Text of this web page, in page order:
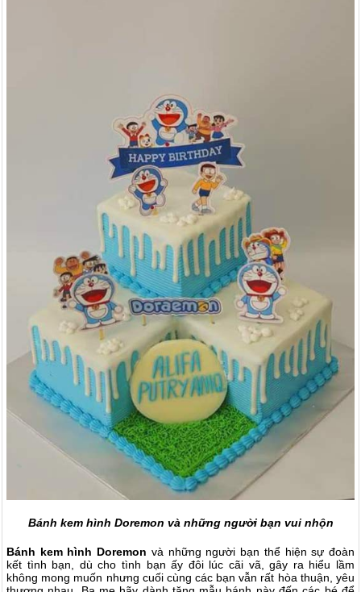
Bánh kem hình Doremon và những người bạn vui nhộn
Bánh kem hình Doremon và những người bạn thể hiện sự đoàn
kết tình bạn, dù cho tình bạn ấy đôi lúc cãi vã, gây ra hiểu lầm
không mong muốn nhưng cuối cùng các bạn vẫn rất hòa thuận, yêu